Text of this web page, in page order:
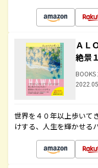
ＡＬ
絶景
世界を４０年以上歩いて
けする、人生を輝かせる